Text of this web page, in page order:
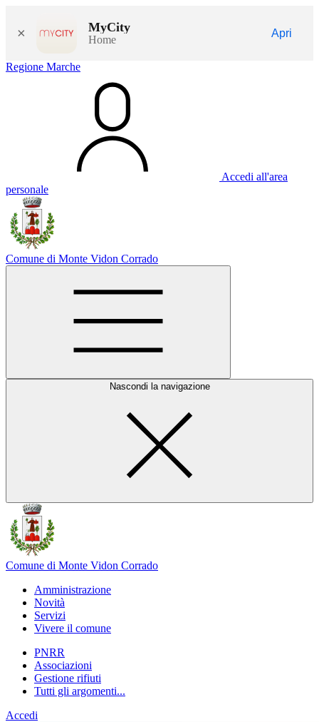
× MyCity
Home
Apri
Regione Marche
Accedi all'area
personale
Comune di Monte Vidon Corrado
Nascondi la navigazione
Comune di Monte Vidon Corrado
Amministrazione
Novità
Servizi
Vivere il comune
PNRR
Associazioni
Gestione rifiuti
Tutti gli argomenti...
Accedi